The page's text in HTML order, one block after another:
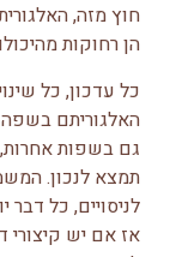
חוץ מזה,
הן רחוקות
כל עדכון, כל
האלגוריתם
גם בשפות אחרות,
תמצא לנכון.
לניסויים, כל
אז אם יש